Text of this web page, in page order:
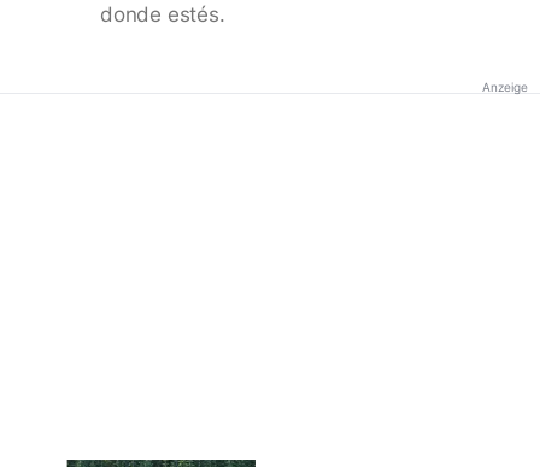
donde estés.
Anzeige